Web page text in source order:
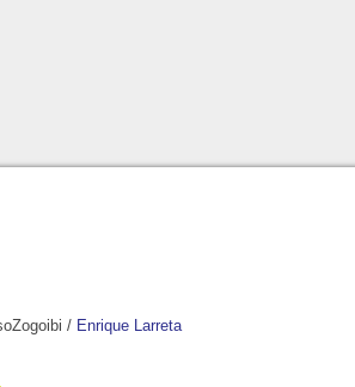
Zogoibi / Enrique Larreta